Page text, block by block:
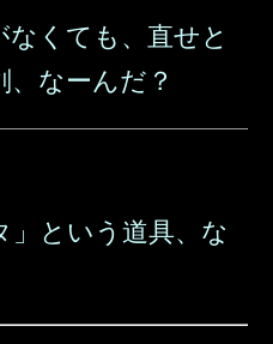
なくても、直せと
、なーんだ？
」という道具、な